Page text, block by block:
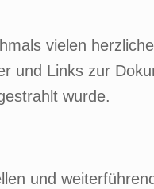
vielen
und Links zur
wurde.
und